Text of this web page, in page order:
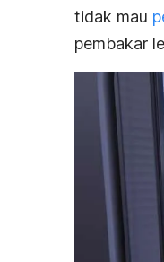
tidak mau
pembakar